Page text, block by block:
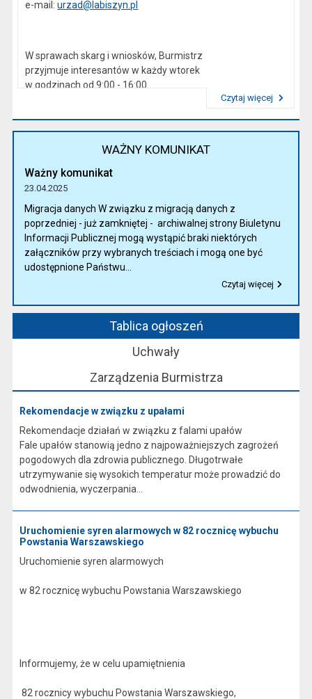
e-mail:urzad@labiszyn.pl
W sprawach skarg i wniosków, Burmistrz
przyjmuje interesantów w każdy wtorek
w godzinach od 9:00 - 16:00
Czytaj więcej
WAŻNY KOMUNIKAT
Ważny komunikat
23.04.2025
Migracja danych W związku z migracją danych z
poprzedniej - już zamkniętej - archiwalnej strony Biuletynu
Informacji Publicznej mogą wystąpić braki niektórych
załączników przy wybranych treściach i mogą one być
udostępnione Państwu...
Czytaj więcej
Tablica ogłoszeń
Uchwały
Zarządzenia Burmistrza
Rekomendacje w związku z upałami
Rekomendacje działań w związku z falami upałów
Fale upałów stanowią jedno z najpoważniejszych zagrożeń
pogodowych dla zdrowia publicznego. Długotrwałe
utrzymywanie się wysokich temperatur może prowadzić do
odwodnienia, wyczerpania...
Uruchomienie syren alarmowych w 82 rocznicę wybuchu
Powstania Warszawskiego
Uruchomienie syren alarmowych
w 82 rocznicę wybuchu Powstania Warszawskiego
Informujemy, że w celu upamiętnienia
82 rocznicy wybuchu Powstania Warszawskiego,